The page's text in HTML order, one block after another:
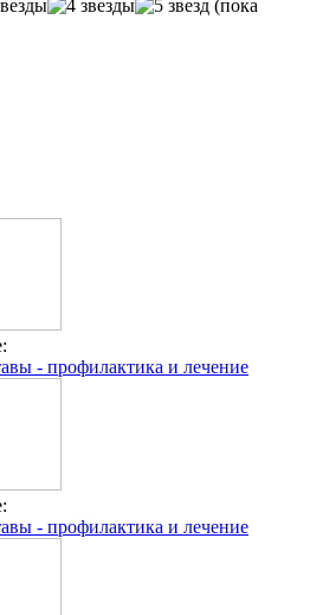
(пока
- профилактика и лечение
- профилактика и лечение